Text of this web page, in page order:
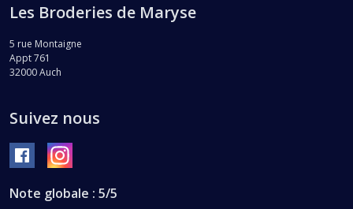
Les Broderies de Maryse
5 rue Montaigne
Appt 761
32000Auch
Suivez nous
Note globale : 5/5